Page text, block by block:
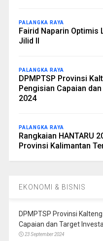
PALANGKA RAYA
Fairid Naparin Optimis
Jilid II
PALANGKA RAYA
DPMPTSP Provinsi
Pengisian Capaian
2024
PALANGKA RAYA
Rangkaian HANTARU
Provinsi Kalimantan
EKONOMI & BISNIS
DPMPTSP Provinsi
Capaian dan Target
23 September 2024